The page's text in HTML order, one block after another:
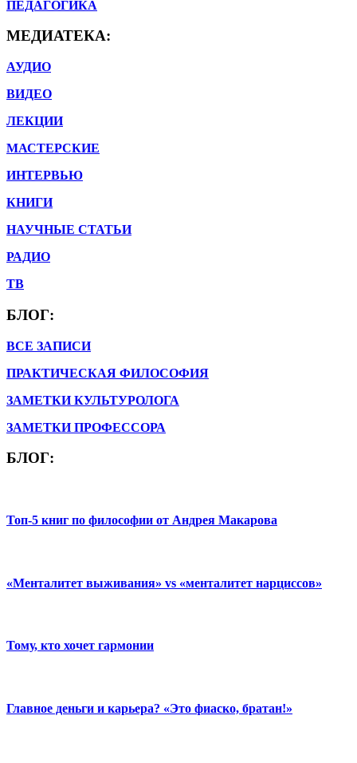
ПЕДАГОГИКА
МЕДИАТЕКА:
АУДИО
ВИДЕО
ЛЕКЦИИ
МАСТЕРСКИЕ
ИНТЕРВЬЮ
КНИГИ
НАУЧНЫЕ СТАТЬИ
РАДИО
ТВ
БЛОГ:
ВСЕ ЗАПИСИ
ПРАКТИЧЕСКАЯ ФИЛОСОФИЯ
ЗАМЕТКИ КУЛЬТУРОЛОГА
ЗАМЕТКИ ПРОФЕССОРА
БЛОГ:
Топ-5 книг по философии от Андрея Макарова
«Менталитет выживания» vs «менталитет нарциссов»
Тому, кто хочет гармонии
Главное деньги и карьера? «Это фиаско, братан!»